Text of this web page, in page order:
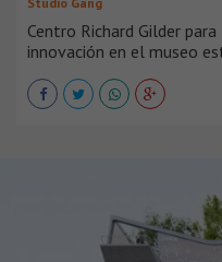
Centro Richard Gilder
innovación en el museo